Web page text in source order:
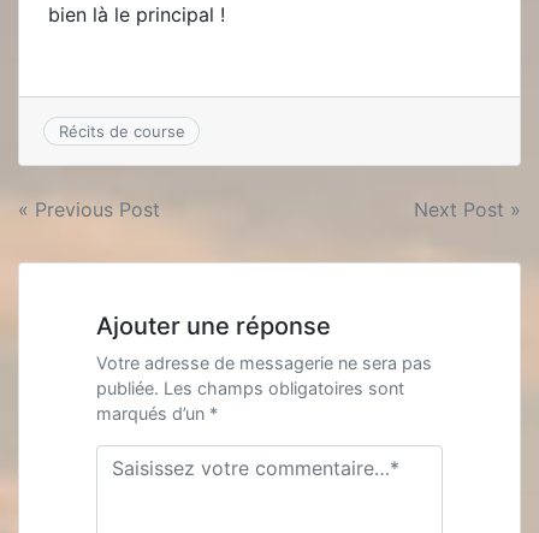
bien là le principal !
Récits de course
Navigation
de
l’article
« Previous Post Next Post »
Ajouter une réponse
Votre adresse de messagerie ne sera pas
publiée. Les champs obligatoires sont
marqués d’un *